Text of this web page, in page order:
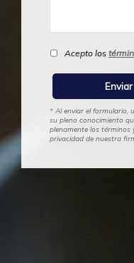
Acepto los
* Al enviar el formulario,
su pleno conocimiento
plenamente los términos
privacidad de nuestra